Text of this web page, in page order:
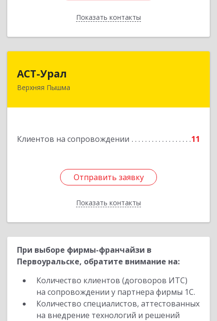
Показать контакты
Назад
АСТ-Урал
Верхняя Пышма
Клиентов на сопровождении 11
Отправить заявку
Показать контакты
624090, Свердловская обл, Верхняя Пышма г,
Отправить заявку
Назад
При выборе фирмы-франчайзи в
Первоуральске, обратите внимание на:
Количество клиентов (договоров ИТС)
на сопровождении у партнера фирмы 1С.
Количество специалистов, аттестованных
на внедрение технологий и решений